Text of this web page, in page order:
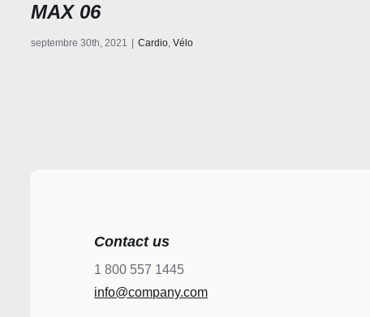
MAX 06
septembre 30th, 2021 Cardio, Vélo
Contact us
1 800 557 1445
info@company.com